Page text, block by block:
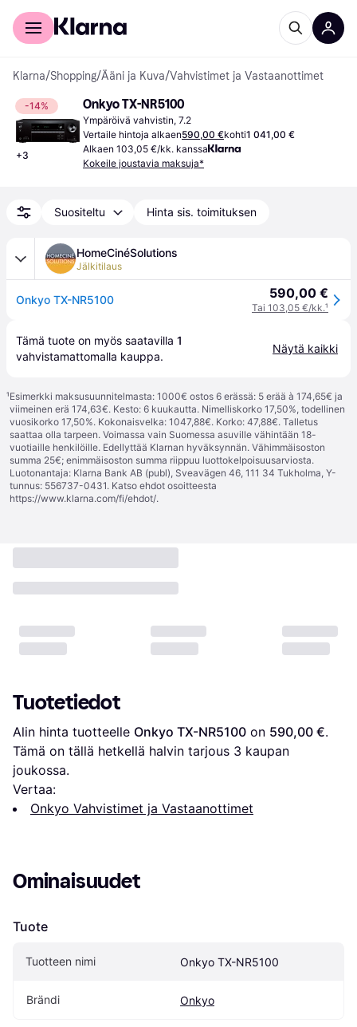
Kuluttajille
Klarna/Shopping/Ääni ja Kuva/Vahvistimet ja Vastaanottimet
-14%
+3
Onkyo TX-NR5100
Ympäröivä vahvistin, 7.2
Vertaile hintoja alkaen590,00 €kohti1 041,00 €
Alkaen 103,05 €/kk. kanssa
Kokeile joustavia maksuja*
Suositeltu Hinta sis. toimituksen
HomeCinéSolutions
Jälkitilaus
Onkyo TX-NR5100 590,00 €
Tai 103,05 €/kk.¹
Tämä tuote on myös saatavilla 1
vahvistamattomalla kauppa.
Näytä kaikki
¹Esimerkki maksusuunnitelmasta: 1000€ ostos 6 erässä: 5 erää à 174,65€ ja
viimeinen erä 174,63€. Kesto: 6 kuukautta. Nimelliskorko 17,50%, todellinen
vuosikorko 17,50%. Kokonaisvelka: 1047,88€. Korko: 47,88€. Talletus
saattaa olla tarpeen. Voimassa vain Suomessa asuville vähintään 18-
vuotiaille henkilöille. Edellyttää Klarnan hyväksynnän. Vähimmäisoston
summa 25€; enimmäisoston summa riippuu luottokelpoisuusarviosta.
Luotonantaja: Klarna Bank AB (publ), Sveavägen 46, 111 34 Tukholma, Y-
tunnus: 556737-0431. Katso ehdot osoitteesta
https://www.klarna.com/fi/ehdot/.
Tuotetiedot
Alin hinta tuotteelle Onkyo TX-NR5100 on 590,00 €.
Tämä on tällä hetkellä halvin tarjous 3 kaupan
joukossa.
Vertaa:
Onkyo Vahvistimet ja Vastaanottimet
Ominaisuudet
Tuote
Tuotteen nimi Onkyo TX-NR5100
Brändi Onkyo